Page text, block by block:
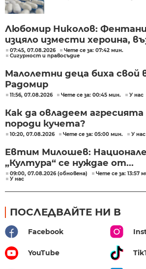
Любомир Николов:
изцяло измести хероина,
07:45, 07.08.2026
Чете се за: 07:42 мин.
Сигурност и правосъдие
Малолетни деца биха свой
Радомир
11:56, 07.08.2026 Чете се за: 00:45 мин. У нас
Как да овладеем агресията
породи кучета?
10:20, 07.08.2026 Чете се за: 05:00 мин. У нас
Евтим Милошев:
„Култура“ се нуждае от...
09:00, 07.08.2026 (обновена)
Чете се за: 13:57
У нас
ПОСЛЕДВАЙТЕ НИ В
Facebook
YouTube